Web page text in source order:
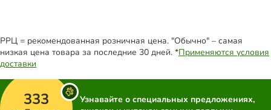
РРЦ = рекомендованная розничная цена. "Обычно" – самая
низкая цена товара за последние 30 дней. *Применяются условия
доставки
333
Узнавайте о специальных предложениях,